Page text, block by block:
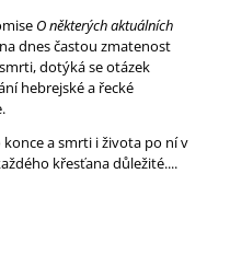
O některých aktuálních
dnes častou zmatenost
dotýká se otázek
hebrejské a řecké
a smrti i života po ní v
křesťana důležité....